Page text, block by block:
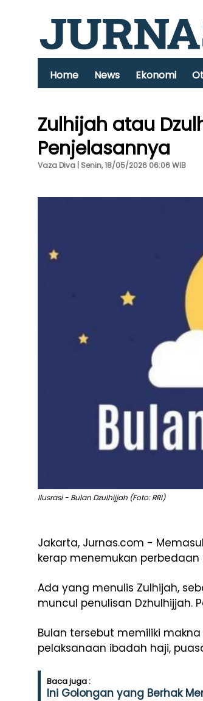
Home News Ekonomi
Zulhijah atau
Penjelasannya
Vaza Diva | Senin, 18/05/2026 06:06 WIB
Ilusrasi - Bulan Dzulhijjah (Foto: RRI)
Jakarta, Jurnas.com -
kerap menemukan perbedaan
Ada yang menulis Zulhijah,
muncul penulisan Dzhulhijjah.
Bulan tersebut memiliki
pelaksanaan ibadah haji,
Baca juga :
Ini Golongan yang Berhak